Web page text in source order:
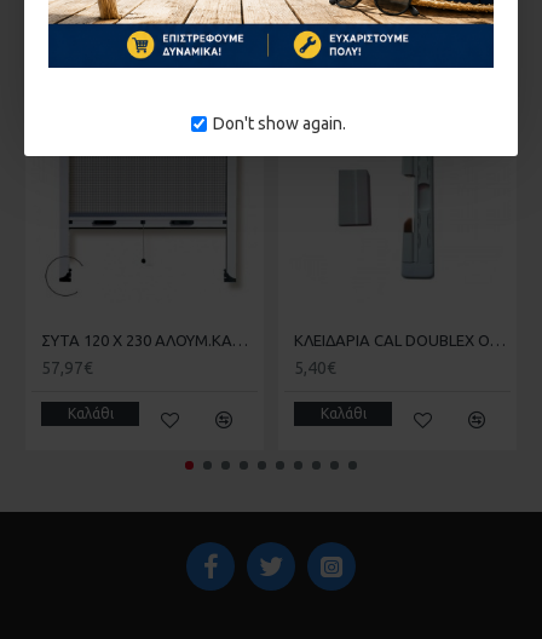
Don't show again.
Οι ανάγκες της εποχής επιτάσουν να ασφαλίζουμε κάθε
κούφωμα κυρίως όταν είμαστε μέσα στο σπίτι.
ΣΤΗΝ ΄ΙΔΙΑ ΚΑΤΗΓΟΡΊΑ
ΣΥΤΑ 120 Χ 230 ΑΛΟΥΜ.ΚΑΘΕΤΗ
57,97€
Καλάθι
ΚΛΕΙΔΑΡΙΑ CAL DOUBLEX OVAL
5,40€
Καλάθι